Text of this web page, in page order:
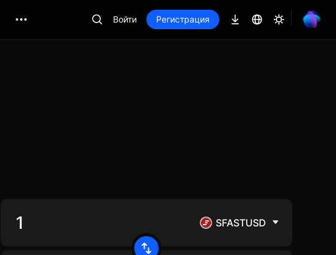
Войти Регистрация
SFASTUSD